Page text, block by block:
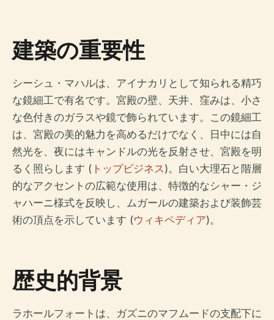
建築の重要性
シーシュ・マハルは、アイナカリとして知られる精巧
な鏡細工で有名です。宮殿の壁、天井、窪みは、小さ
な色付きのガラスや鏡で飾られています。この鏡細工
は、宮殿の美的魅力を高めるだけでなく、日中には自
然光を、夜にはキャンドルの光を反射させ、宮殿を明
るく照らします ( トップビジネス )。白い大理石と階層
的なアクセントの広範な使用は、特徴的なシャー・ジ
ャハーニ様式を反映し、ムガールの建築および装飾芸
術の頂点を示しています (ウィキペディア)。
歴史的背景
ラホールフォートは、ガズニのマフムードの支配下に